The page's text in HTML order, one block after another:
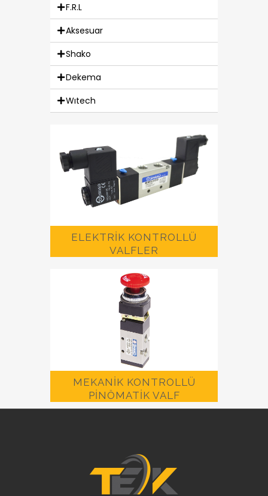
F.R.L
Aksesuar
Shako
Dekema
Wıtech
ELEKTRİK KONTROLLÜ
VALFLER
MEKANİK KONTROLLÜ
PİNÖMATİK VALF